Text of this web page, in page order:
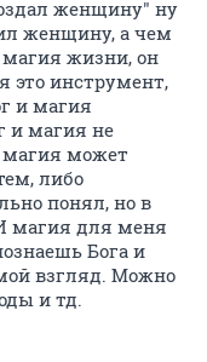
женщину" ну
женщину, а чем
магия жизни, он
это инструмент,
и магия
и магия не
может
либо
понял, но в
магия для меня
Бога и
взгляд. Можно
и тд.